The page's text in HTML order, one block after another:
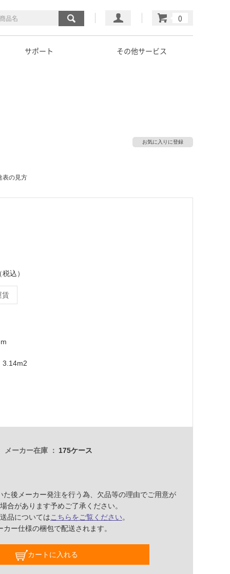
マイページ
カート
サポート その他サービス
お気に入りに登録
表の見方
込）
賃
3.14m2
メーカー在庫 175ケース
た後メーカー発注を行う為、欠品等の理由でご用意が
合があります予めご了承ください。
品についてはこちらをご覧ください。
ー仕様の梱包で配送されます。
カートに入れる